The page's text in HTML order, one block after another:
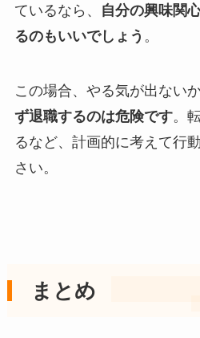
ているなら、
自分の興味関
るのもいいでしょう 。
この場合、やる気が出ない
ず退職するのは危険です。
るなど、計画的に考えて行
さい。
まとめ